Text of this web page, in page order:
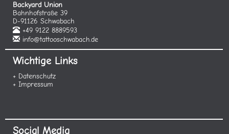
Backyard Union
Bahnhofstraße 39
D-91126 Schwabach
+49 9122 8889593
info@tattooschwabach.de
Wichtige Links
+ Datenschutz
+ Impressum
Social Media